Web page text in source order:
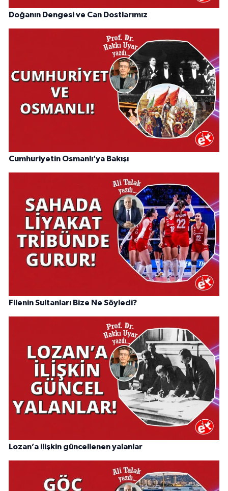
Doğanın Dengesi ve Can Dostlarımız
Cumhuriyetin Osmanlı’ya Bakışı
Filenin Sultanları Bize Ne Söyledi?
Lozan’a ilişkin güncellenen yalanlar